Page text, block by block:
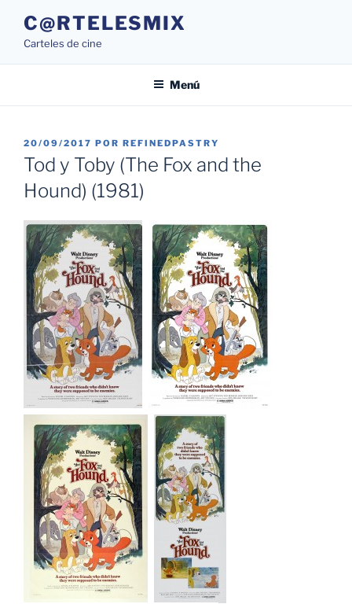
contenido
C@RTELESMIX
Carteles de cine
Menú
PUBLICADO
EL
20/09/2017 POR REFINEDPASTRY
Tod y Toby (The Fox and the
Hound) (1981)